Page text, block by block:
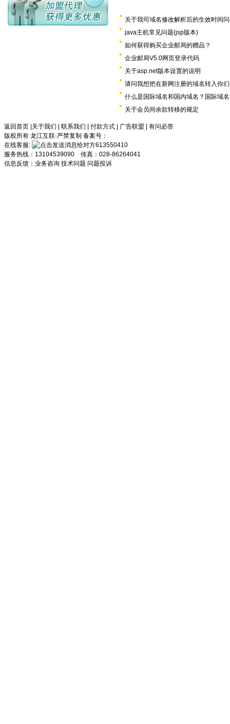
关于我司域名修改解析后的生效时间
java主机常见问题(jsp版本)
如何获得购买企业邮局的赠品？
企业邮局V5.0网页登录代码
关于asp.net版本设置的说明
请问我想把在新网注册的域名转入你
什么是国际域名和国内域名？国际域
关于会员间余款转移的规定
返回首页 关于我们 联系我们 付款方式 广告联盟
有问必答
版权所有 龙江互联·严禁复制 备案号：
在线客服:
613550410
服务热线：13104539090 传真：028-86264041
信息反馈： 业务咨询 技术问题 问题投诉